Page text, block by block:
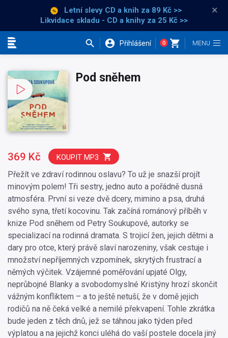
Letní slevy CD a knih za 89 Kč >>
Likvidace skladu - CD a knihy za 25 Kč >>
×
Přihlášení 0
Pod sněhem
Přežít ve zdraví rodinnou oslavu? To už je snazší projít
minovým polem! Tři sestry, jedno auto a pořádně dusná
atmosféra. První si veze dvě dcery, mimino a psa, druhá
svého syna, třetí kocovinu. Tak začíná románový příběh v
knize Pod sněhem od Petry Soukupové, autorky se
specializací na rodinná dramata. S trojicí žen, jejich dětmi a
dary pro otce, který právě slaví narozeniny, však cestuje i
množství nepříjemných vzpomínek, skrytých frustrací a
němých výčitek. Vzájemné poměřování upjaté Olgy,
neprůbojné Blanky a svobodomyslné Kristýny hrozí skončit
vážným konfliktem – a to ještě netuší, že v domě jejich
rodičů na ně čeká velké a nemilé překvapení. Tohle zkrátka
bude jeden z těch dnů, jež se táhnou jako týden před
výplatou a na jejichž konci uléhá do vaší postele docela jiný
369 Kč KOUPIT MP3